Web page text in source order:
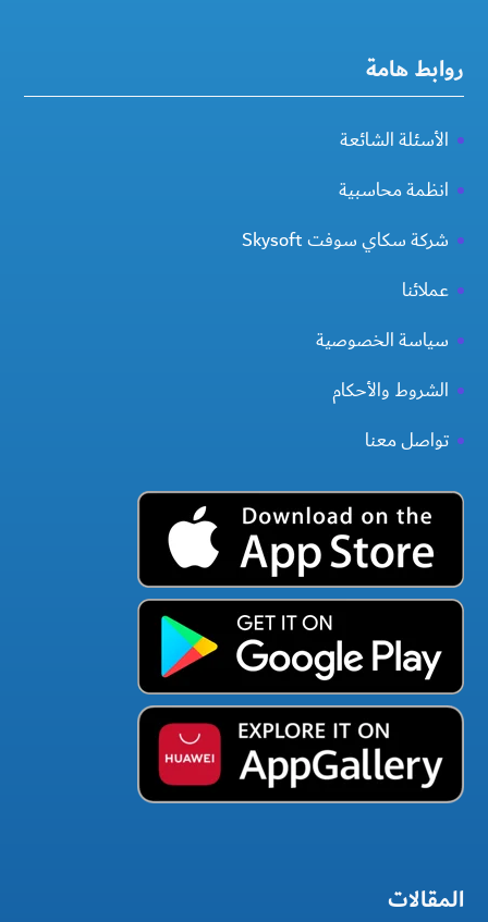
روابط هامة
الأسئلة الشائعة
انظمة محاسبية
شركة سكاي سوفت Skysoft
عملائنا
سياسة الخصوصية
الشروط والأحكام
تواصل معنا
المقالات